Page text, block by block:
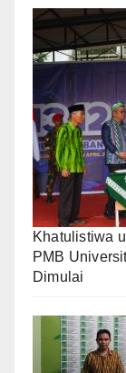
Khatulistiwa
PMB
Dimulai